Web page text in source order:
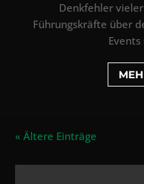
Denkfehler
Führungskräfte über
Events
« Ältere Einträge